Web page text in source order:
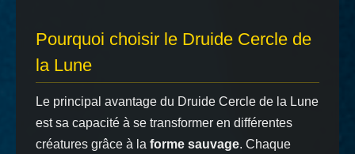
Pourquoi choisir le Druide Cercle de
la Lune
Le principal avantage du Druide Cercle de la Lune
est sa capacité à se transformer en différentes
créatures grâce à la forme sauvage. Chaque